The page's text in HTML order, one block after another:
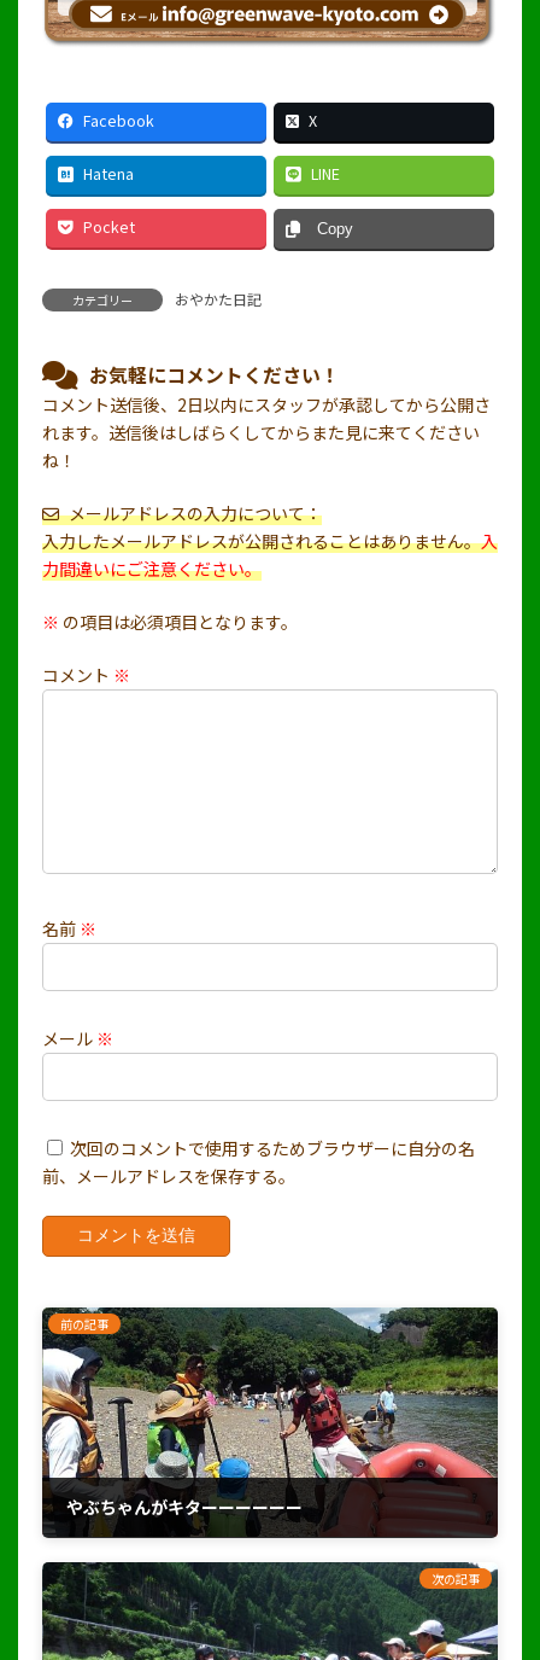
Facebook X
Hatena LINE
Pocket Copy
カテゴリー おやかた日記
お気軽にコメントください！
コメント送信後、2日以内にスタッフが承認してから公開さ
れます。送信後はしばらくしてからまた見に来てください
ね！
メールアドレスの入力について：
入力したメールアドレスが公開されることはありません。入
力間違いにご注意ください。
※ の項目は必須項目となります。
コメント ※
名前 ※
メール ※
次回のコメントで使用するためブラウザーに自分の名
前、メールアドレスを保存する。
前の記事
やぶちゃんがキターーーーーー
次の記事